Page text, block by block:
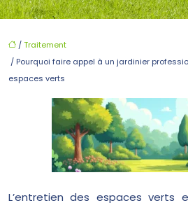
/Traitement
/ Pourquoi faire appel à un jardinier
espaces verts
L’entretien des espaces